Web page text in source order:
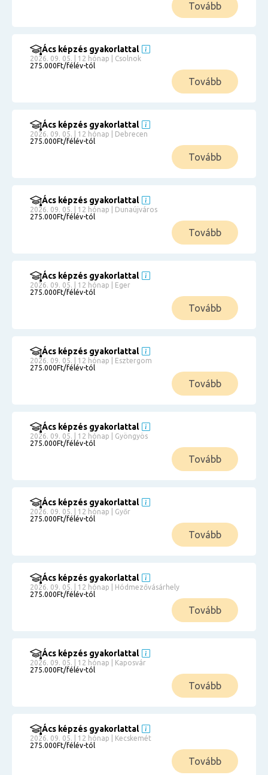
Tovább
Ács képzés gyakorlattal
2026. 09. 05. | 12 hónap | Csolnok
275.000Ft/félév-tól
Tovább
Ács képzés gyakorlattal
2026. 09. 05. | 12 hónap | Debrecen
275.000Ft/félév-tól
Tovább
Ács képzés gyakorlattal
2026. 09. 05. | 12 hónap | Dunaújváros
275.000Ft/félév-tól
Tovább
Ács képzés gyakorlattal
2026. 09. 05. | 12 hónap | Eger
275.000Ft/félév-tól
Tovább
Ács képzés gyakorlattal
2026. 09. 05. | 12 hónap | Esztergom
275.000Ft/félév-tól
Tovább
Ács képzés gyakorlattal
2026. 09. 05. | 12 hónap | Gyöngyös
275.000Ft/félév-tól
Tovább
Ács képzés gyakorlattal
2026. 09. 05. | 12 hónap | Győr
275.000Ft/félév-tól
Tovább
Ács képzés gyakorlattal
2026. 09. 05. | 12 hónap | Hódmezővásárhely
275.000Ft/félév-tól
Tovább
Ács képzés gyakorlattal
2026. 09. 05. | 12 hónap | Kaposvár
275.000Ft/félév-tól
Tovább
Ács képzés gyakorlattal
2026. 09. 05. | 12 hónap | Kecskemét
275.000Ft/félév-tól
Tovább